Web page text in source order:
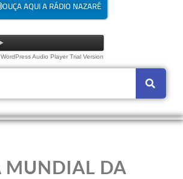
OUÇA AQUI A RÁDIO NAZARÉ
WordPress Audio Player Trial Version
MUNDIAL DA